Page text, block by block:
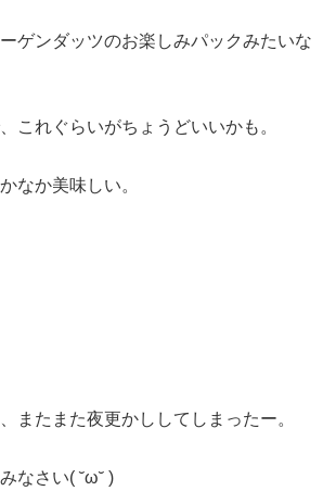
ゲンダッツのお楽しみパックみたいな
これぐらいがちょうどいいかも。
なか美味しい。
またまた夜更かししてしまったー。
なさい( ˘ω˘ )